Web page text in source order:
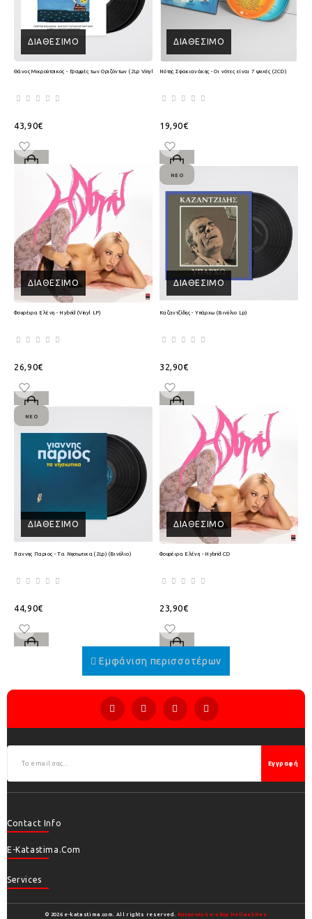
ΔΙΑΘΈΣΙΜΟ
Θάνος Μικρούτσικος - Γραμμές των Οριζόντων (2Lp Vinyl)
43,90€
ΔΙΑΘΈΣΙΜΟ
Νότης Σφακιανάκης - Οι νότες είναι 7 ψυχές (2CD)
19,90€
ΔΙΑΘΈΣΙΜΟ
Φουρέιρα Ελένη - Hybrid (Vinyl LP)
26,90€
ΔΙΑΘΈΣΙΜΟ
ΝΈΟ
Καζαντζίδης - Υπάρχω (Βινύλιο Lp)
32,90€
ΔΙΑΘΈΣΙΜΟ
ΝΈΟ
Γιαννης Παριος - Τα Νησιωτικα (2Lp) (Βινύλιο)
44,90€
ΔΙΑΘΈΣΙΜΟ
Φουρέιρα Ελένη - Hybrid CD
23,90€
Εγγραφή
Contact Info
E-Katastima.com
Services
© 2026 e-katastima.com. All rights reserved. Κατασκευή e-shop HellasSites